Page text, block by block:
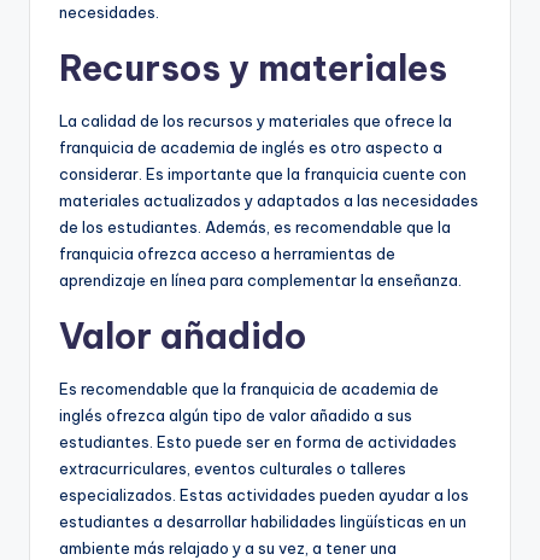
necesidades.
Recursos y materiales
La calidad de los recursos y materiales que ofrece la
franquicia de academia de inglés es otro aspecto a
considerar. Es importante que la franquicia cuente con
materiales actualizados y adaptados a las necesidades
de los estudiantes. Además, es recomendable que la
franquicia ofrezca acceso a herramientas de
aprendizaje en línea para complementar la enseñanza.
Valor añadido
Es recomendable que la franquicia de academia de
inglés ofrezca algún tipo de valor añadido a sus
estudiantes. Esto puede ser en forma de actividades
extracurriculares, eventos culturales o talleres
especializados. Estas actividades pueden ayudar a los
estudiantes a desarrollar habilidades lingüísticas en un
ambiente más relajado y a su vez, a tener una